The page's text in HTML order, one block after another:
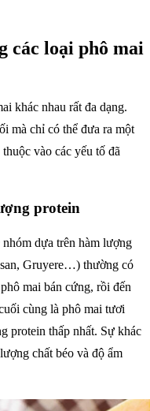
các loại phô mai
khác nhau rất đa dạng.
mà chỉ có thể đưa ra một
vào các yếu tố đã
protein
dựa trên hàm lượng
Gruyere…) thường có
mai bán cứng, rồi đến
cùng là phô mai tươi
protein thấp nhất. Sự khác
chất béo và độ ẩm